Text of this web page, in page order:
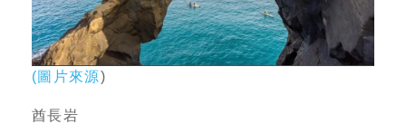
(圖片來源)
酋長岩